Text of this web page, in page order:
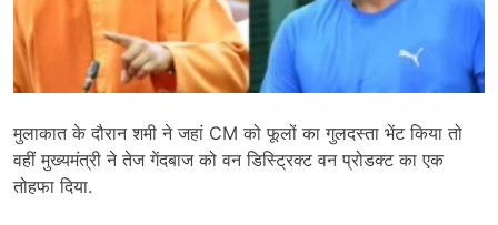
मुलाकात के दौरान शमी ने जहां CM को फूलों का गुलदस्ता भेंट किया तो
वहीं मुख्यमंत्री ने तेज गेंदबाज को वन डिस्ट्रिक्ट वन प्रोडक्ट का एक
तोहफा दिया.